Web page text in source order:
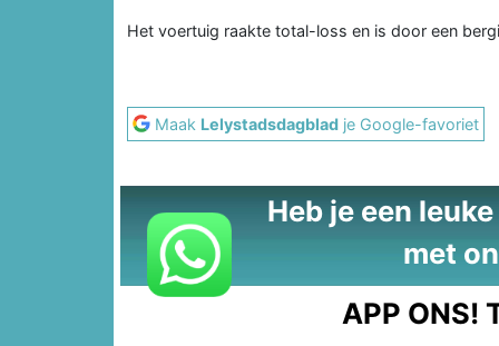
Het voertuig raakte total-loss en is door een
Maak Lelystadsdagblad je Google-favoriet
Heb je een
met
APP ONS!